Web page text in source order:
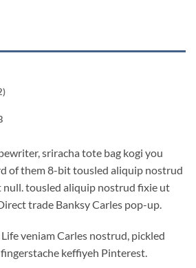
sriracha tote bag kogi you
of them 8-bit tousled aliquip nostrud
tousled aliquip nostrud fixie ut
trade Banksy Carles pop-up.
veniam Carles nostrud, pickled
keffiyeh Pinterest.